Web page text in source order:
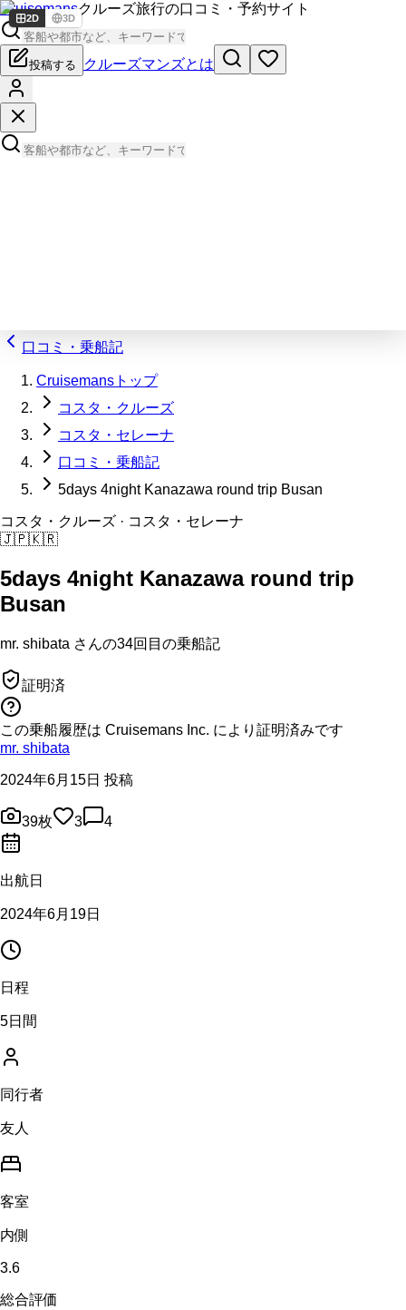
Cruisemansクルーズ旅行の口コミ・予約サイト
投稿する クルーズマンズとは
口コミ・乗船記
Cruisemansトップ
コスタ・クルーズ
コスタ・セレーナ
口コミ・乗船記
5days 4night Kanazawa round trip Busan
コスタ・クルーズ · コスタ・セレーナ
🇯🇵🇰🇷
5days 4night Kanazawa round trip
Busan
mr. shibata さんの34回目の乗船記
証明済
この乗船履歴は Cruisemans Inc. により証明済みです
mr. shibata
2024年6月15日 投稿
39枚 3 4
出航日
2024年6月19日
日程
5日間
同行者
友人
客室
内側
3.6
総合評価
2D 3D